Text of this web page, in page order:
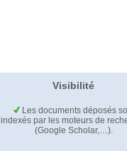
Visibilité
Les documents déposés
indexés par les moteurs de
(Google Scholar,…).